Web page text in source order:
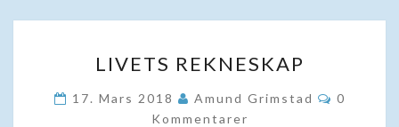
REKNESKAP
LIVETS REKNESKAP
17. Mars 2018 Amund Grimstad
0
Kommentarer